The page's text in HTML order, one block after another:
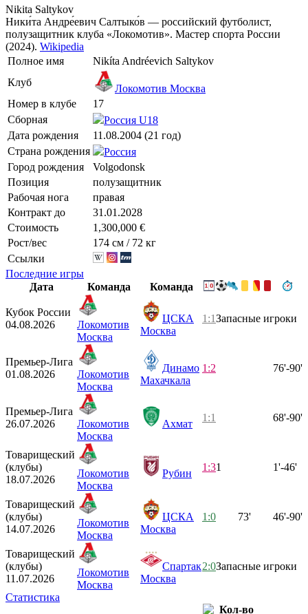
Nikita Saltykov
Ники́та Андре́евич Салтыко́в — российский футболист,
полузащитник клуба «Локомотив». Мастер спорта России
(2024). Wikipedia
Полное имя
Nikíta Andréevich Saltykov
Клуб
Локомотив Москва
Номер в клубе
17
Сборная
Россия U18
Дата рождения
11.08.2004 (21 год)
Страна рождения
Россия
Город рождения
Volgodonsk
Позиция
полузащитник
Рабочая нога
правая
Контракт до
31.01.2028
Стоимость
1,300,000 €
Рост/вес
174 см / 72 кг
Ссылки
Последние игры
Дата
Команда Команда
Кубок России
04.08.2026
Локомотив
Москва
ЦСКА
Москва
1:1Запасные игроки
Премьер-Лига
01.08.2026
Локомотив
Москва
Динамо
Махачкала
1:2 76'-90'
Премьер-Лига
26.07.2026
Локомотив
Москва
Ахмат
1:1 68'-90'
Товарищеский
(клубы)
18.07.2026
Локомотив
Москва
Рубин
1:31 1'-46'
Товарищеский
(клубы)
14.07.2026
Локомотив
Москва
ЦСКА
Москва
1:0 73' 46'-90'
Товарищеский
(клубы)
11.07.2026
Локомотив
Москва
Спартак
Москва
2:0Запасные игроки
Статистика